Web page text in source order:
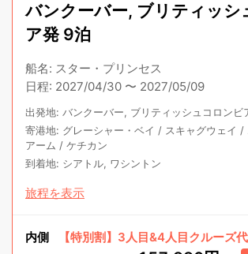
バンクーバー, ブリティッシ
ア発 9泊
船名: スター・プリンセス
日程: 2027/04/30 〜 2027/05/09
出発地: バンクーバー, ブリティッシュコロンビ
寄港地: グレーシャー・ベイ / スキャグウェイ /
アーム / ケチカン
到着地: シアトル, ワシントン
旅程を表示
内側 【特別割】3人目&4人目クルーズ